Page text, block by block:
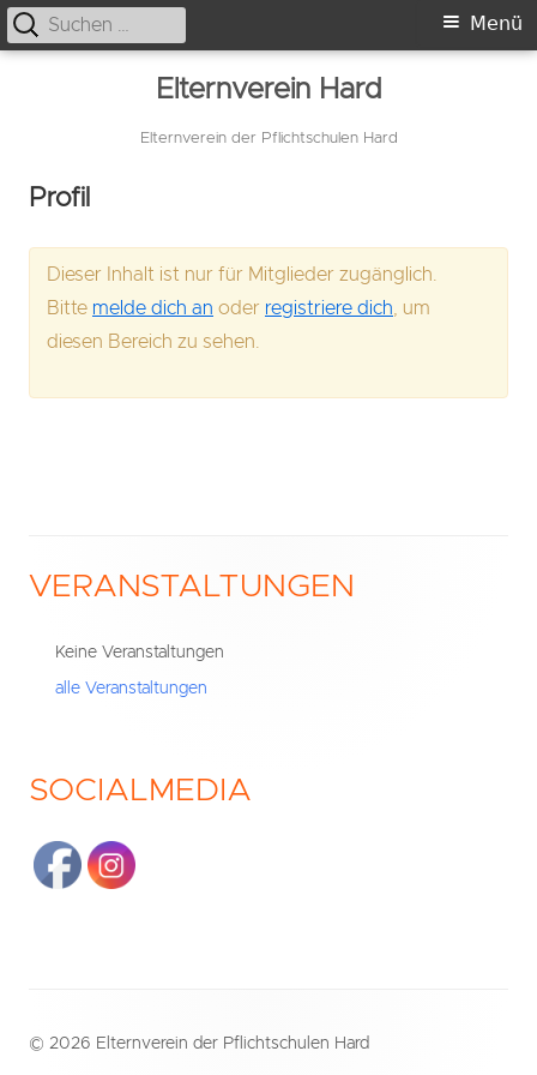
Elternverein Hard
Elternverein der Pflichtschulen Hard
Primäres
Menü
Suche
nach:
Profil
Dieser Inhalt ist nur für Mitglieder zugänglich.
Bitte melde dich an oder registriere dich , um
diesen Bereich zu sehen.
Haupt-
Seitenleiste
VERANSTALTUNGEN
Keine Veranstaltungen
alle Veranstaltungen
SOCIALMEDIA
Inhalt
© 2026 Elternverein der Pflichtschulen Hard